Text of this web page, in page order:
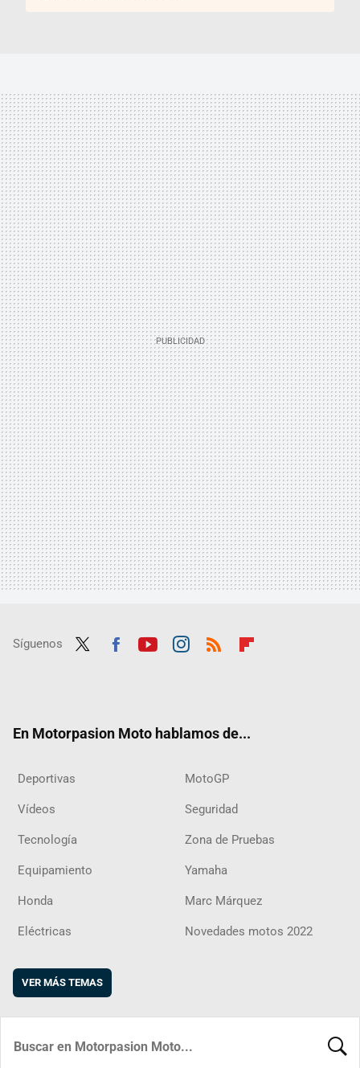
Síguenos
En Motorpasion Moto hablamos de...
Deportivas MotoGP
Vídeos Seguridad
Tecnología Zona de Pruebas
Equipamiento Yamaha
Honda Marc Márquez
Eléctricas Novedades motos 2022
VER MÁS TEMAS